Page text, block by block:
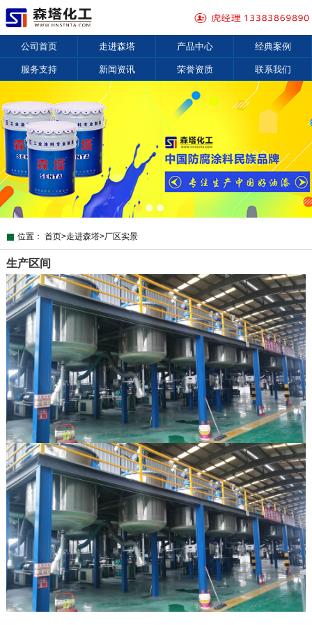
公司首页 走进森塔 产品中心 经典案例
服务支持 新闻资讯 荣誉资质 联系我们
位置： 首页>走进森塔>厂区实景
生产区间